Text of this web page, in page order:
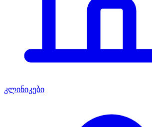
კლინიკები